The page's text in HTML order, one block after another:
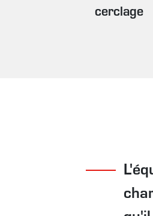
cerclage